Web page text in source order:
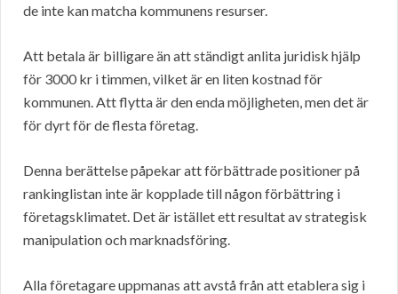
de inte kan matcha kommunens resurser.
Att betala är billigare än att ständigt anlita juridisk hjälp
för 3000 kr i timmen, vilket är en liten kostnad för
kommunen. Att flytta är den enda möjligheten, men det är
för dyrt för de flesta företag.
Denna berättelse påpekar att förbättrade positioner på
rankinglistan inte är kopplade till någon förbättring i
företagsklimatet. Det är istället ett resultat av strategisk
manipulation och marknadsföring.
Alla företagare uppmanas att avstå från att etablera sig i